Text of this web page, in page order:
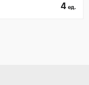
4 ед.